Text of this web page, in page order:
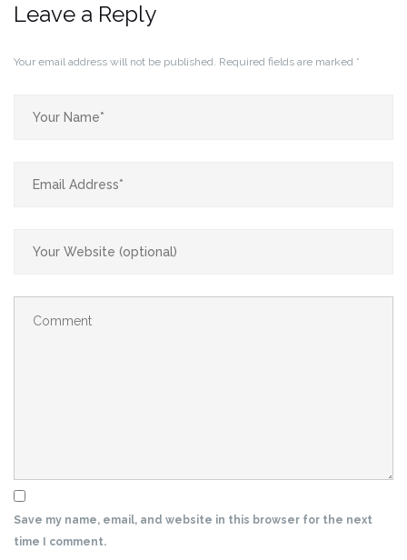
Leave a Reply
Your email address will not be published. Required fields are marked *
Save my name, email, and website in this browser for the next
time I comment.